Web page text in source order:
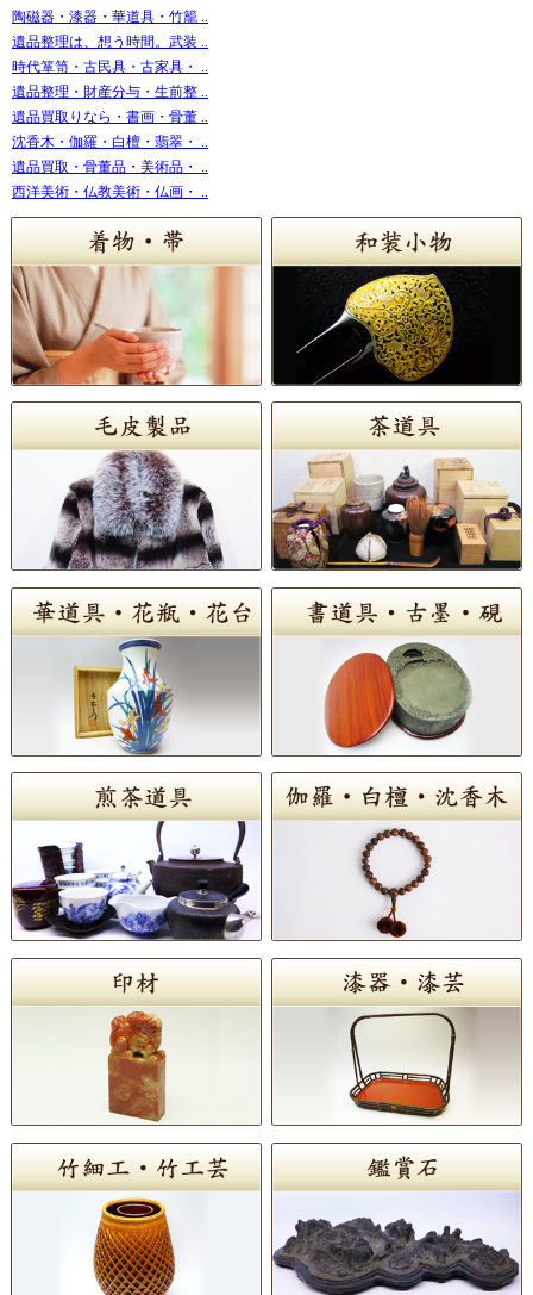
陶磁器・漆器・華道具・竹籠 ..
遺品整理は、想う時間。武装 ..
時代箪笥・古民具・古家具・ ..
遺品整理・財産分与・生前整 ..
遺品買取りなら・書画・骨董 ..
沈香木・伽羅・白檀・翡翠・ ..
遺品買取・骨董品・美術品・ ..
西洋美術・仏教美術・仏画・ ..